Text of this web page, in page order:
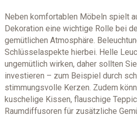
Neben komfortablen Möbeln spielt
Dekoration eine wichtige Rolle bei
gemütlichen Atmosphäre.
Schlüsselaspekte hierbei. Helle
ungemütlich wirken, daher sollten
investieren – zum Beispiel durch
stimmungsvolle Kerzen. Zudem
kuschelige Kissen, flauschige
Raumdiffusoren für zusätzliche